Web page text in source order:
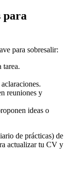
para
para sobresalir:
tarea.
reuniones y
ideas o
de prácticas) de
actualizar tu CV y